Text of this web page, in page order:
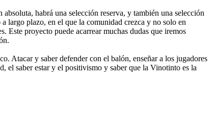
habrá una selección reserva, y también una selección
largo plazo, en el que la comunidad crezca y no solo en
Este proyecto puede acarrear muchas dudas que iremos
Atacar y saber defender con el balón, enseñar a los jugadores
el saber estar y el positivismo y saber que la Vinotinto es la